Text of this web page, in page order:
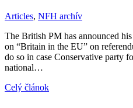
Articles, NFH archív
The British PM has announced
on “Britain in the EU” on
do so in case Conservative party
national…
Celý článok